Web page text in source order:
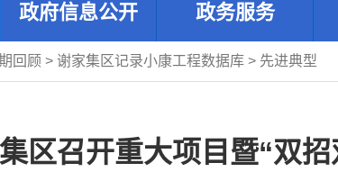
政府信息公开 政务服务
回顾 > 谢家集区记录小康工程数据库 > 先进典型
区召开重大项目暨“双